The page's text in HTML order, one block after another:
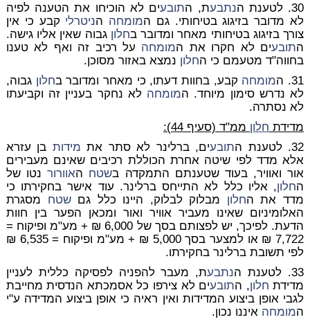
30. לטענת ה
נתבעת, התובעים לא הוכיחו את הטענה לפיה
לא מדובר בזיגוג בטיחותי. גם המומחה הניטרלי קבע כי אין
צורך בזיגוג בטיחותי מאחר ומדובר בחלון גבוה שאין אליו גישה.
התובעים לא חקרו את המומחה על רכיב זה ואף לא טענו
בחווה"ד מטעמם כי החלון נמצא באזור מסוכן.
31. ה
מומחה קבע, בחוות דעתו, כי מאחר ומדובר בחלון גבוה,
לא נדרש סימון מיוחד. המומחה לא נחקר בעניין זה וקביעתו
לא נסתרה.
מדידת חלון ממ"ד (סעיף 44):
32. לטענת ה
תובעים, ברלינר לא סתר את מידות בן עזרא
אלא מדד לפי שיטה אחרת הכוללת רכיבים שאינם מעבירים
אור ואוויר, בעוד שטענתם התמקדה בשטח האוורורנטו של
החלון, אליו כלל לא התייחס ברלינר. עוד אישר בחקירתו כי
מדד את החלון מבלוק לבלוק, היינו כלל גםשטח מסגרת
האלומיניום שאינו מעביר אוויר ואור ומכאן הפער בין חוות
הדעת. לפיכך, יש לפצותם בסך של 6,000 ₪ + מע"מ ופיקוח =
7,722 ₪ או למצער בסך 5,000 ₪ + מע"מ ופיקוח = 6,535 ₪
לפי תשובת ברלינר בחקירתו.
33. לטענת ה
נתבעת, מעבר להפניה לפסיקה כללית לעניין
מדידת חלון, התובעים לא צירפו כל אסמכתא הנדסית מחייבת
לגבי אופן ביצוע המדידות ואין ראיה כי אופן ביצוע המדידה ע"י
המומחה איננו נכון.